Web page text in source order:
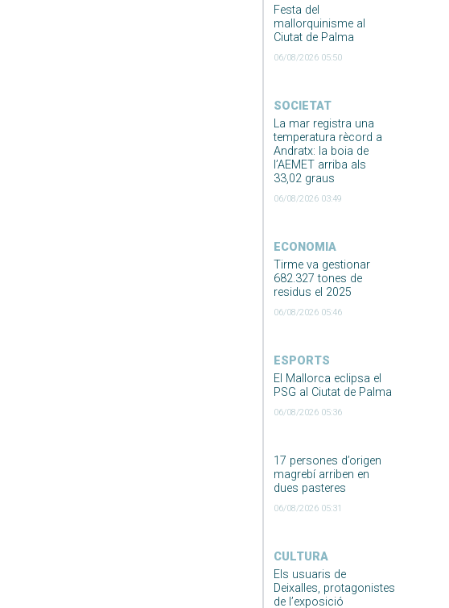
Festa del
mallorquinisme al
Ciutat de Palma
06/08/2026 05:50
SOCIETAT
La mar registra una
temperatura rècord a
Andratx: la boia de
l’AEMET arriba als
33,02 graus
06/08/2026 03:49
ECONOMIA
Tirme va gestionar
682.327 tones de
residus el 2025
06/08/2026 05:46
ESPORTS
El Mallorca eclipsa el
PSG al Ciutat de Palma
06/08/2026 05:36
17 persones d’origen
magrebí arriben en
dues pasteres
06/08/2026 05:31
CULTURA
Els usuaris de
Deixalles, protagonistes
de l’exposició